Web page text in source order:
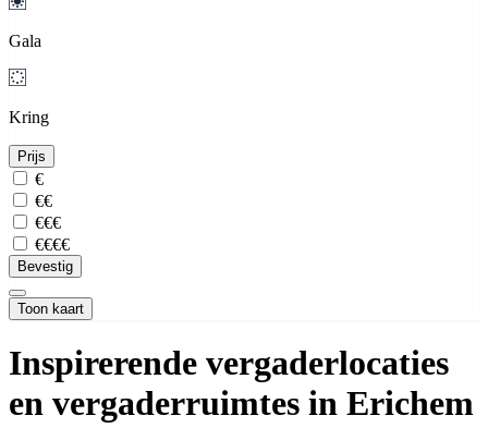
Gala
Kring
Prijs
€
€€
€€€
€€€€
Bevestig
Toon kaart
Inspirerende vergaderlocaties
en vergaderruimtes in Erichem